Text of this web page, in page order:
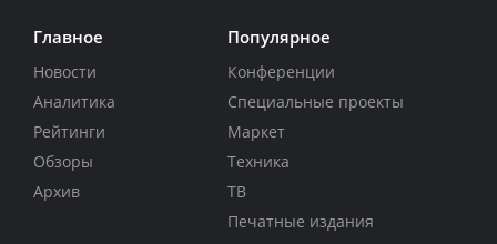
Главное
Новости
Аналитика
Рейтинги
Обзоры
Архив
Популярное
Конференции
Специальные проекты
Маркет
Техника
ТВ
Печатные издания